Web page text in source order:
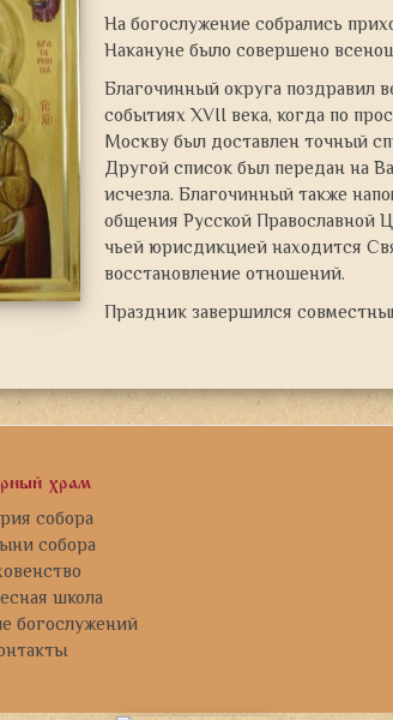
На богослужение собрались
Накануне было совершено
Благочинный округа поздравил
событиях XVII века, когда по
Москву был доставлен точный
Другой список был передан на
исчезла. Благочинный также
общения Русской Православной
чьей юрисдикцией находится
восстановление отношений.
Праздник завершился
храм
собора
собора
школа
богослужений